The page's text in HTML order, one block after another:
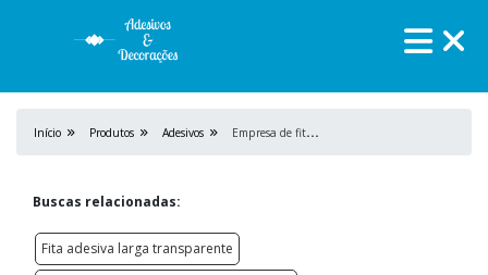
Início Produtos Adesivos E
mpresa de fitas adesivas
Buscas relacionadas:
Fita adesiva larga transparente